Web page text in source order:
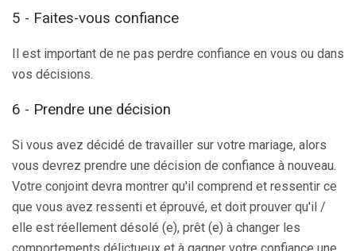
5 - Faites-vous confiance
Il est important de ne pas perdre confiance en vous ou dans
vos décisions.
6 - Prendre une décision
Si vous avez décidé de travailler sur votre mariage, alors
vous devrez prendre une décision de confiance à nouveau.
Votre conjoint devra montrer qu'il comprend et ressentir ce
que vous avez ressenti et éprouvé, et doit prouver qu'il /
elle est réellement désolé (e), prêt (e) à changer les